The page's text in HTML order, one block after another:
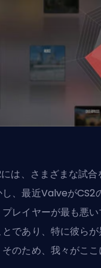
は、さまざまな試合
、最近ValveがCS2
レイヤーが最も悪
であり、特に彼らが
のため、我々がここ